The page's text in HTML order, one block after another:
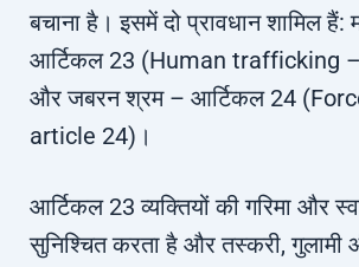
बचाना है। इसमें दो प्रावधान शामिल हैं:
आर्टिकल 23 (Human trafficking
और जबरन श्रम – आर्टिकल 24
article 24)।
आर्टिकल 23 व्यक्तियों की गरिमा और
सुनिश्चित करता है और तस्करी,